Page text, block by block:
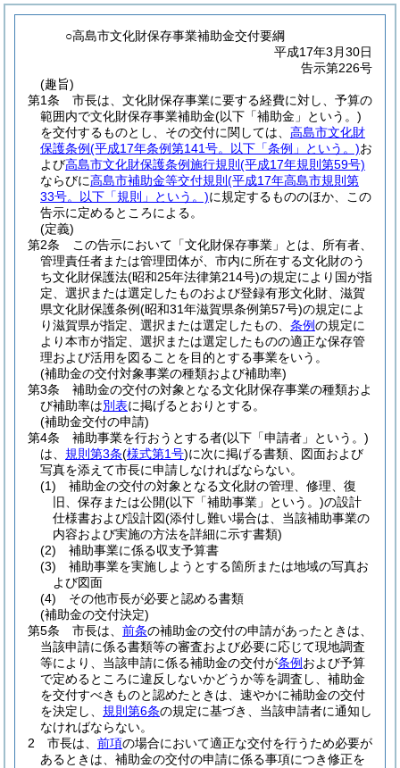
○高島市文化財保存事業補助金交付要綱
平成17年3月30日
告示第226号
(趣旨)
第1条
市長は、文化財保存事業に要する経費に対し、予算の
範囲内で文化財保存事業補助金(以下「補助金」という。)
を交付するものとし、その交付に関しては、 高島市文化財
保護条例(平成17年条例第141号。以下「条例」という。)お
よび高島市文化財保護条例施行規則 (平成17年規則第59号)
ならびに高島市補助金等交付規則 (平成17年高島市規則第
33号。以下「規則」という。)に規定するもののほか、この
告示に定めるところによる。
(定義)
第2条
この告示において「文化財保存事業」とは、所有者、
管理責任者または管理団体が、市内に所在する文化財のう
ち文化財保護法(昭和25年法律第214号)の規定により国が指
定、選択または選定したものおよび登録有形文化財、滋賀
県文化財保護条例(昭和31年滋賀県条例第57号)の規定によ
り滋賀県が指定、選択または選定したもの、 条例の規定に
より本市が指定、選択または選定したものの適正な保存管
理および活用を図ることを目的とする事業をいう。
(補助金の交付対象事業の種類および補助率)
第3条
補助金の交付の対象となる文化財保存事業の種類およ
び補助率は別表に掲げるとおりとする。
(補助金交付の申請)
第4条
補助事業を行おうとする者(以下「申請者」という。)
は、 規則第3条(様式第1号)に次に掲げる書類、図面および
写真を添えて市長に申請しなければならない。
(1)
補助金の交付の対象となる文化財の管理、修理、復
旧、保存または公開(以下「補助事業」という。)の設計
仕様書および設計図(添付し難い場合は、当該補助事業の
内容および実施の方法を詳細に示す書類)
(2)
補助事業に係る収支予算書
(3)
補助事業を実施しようとする箇所または地域の写真お
よび図面
(4)
その他市長が必要と認める書類
(補助金の交付決定)
第5条
市長は、 前条の補助金の交付の申請があったときは、
当該申請に係る書類等の審査および必要に応じて現地調査
等により、当該申請に係る補助金の交付が条例 および予算
で定めるところに違反しないかどうか等を調査し、補助金
を交付すべきものと認めたときは、速やかに補助金の交付
を決定し、 規則第6条の規定に基づき、当該申請者に通知し
なければならない。
2
市長は、 前項の場合において適正な交付を行うため必要が
あるときは、補助金の交付の申請に係る事項につき修正を